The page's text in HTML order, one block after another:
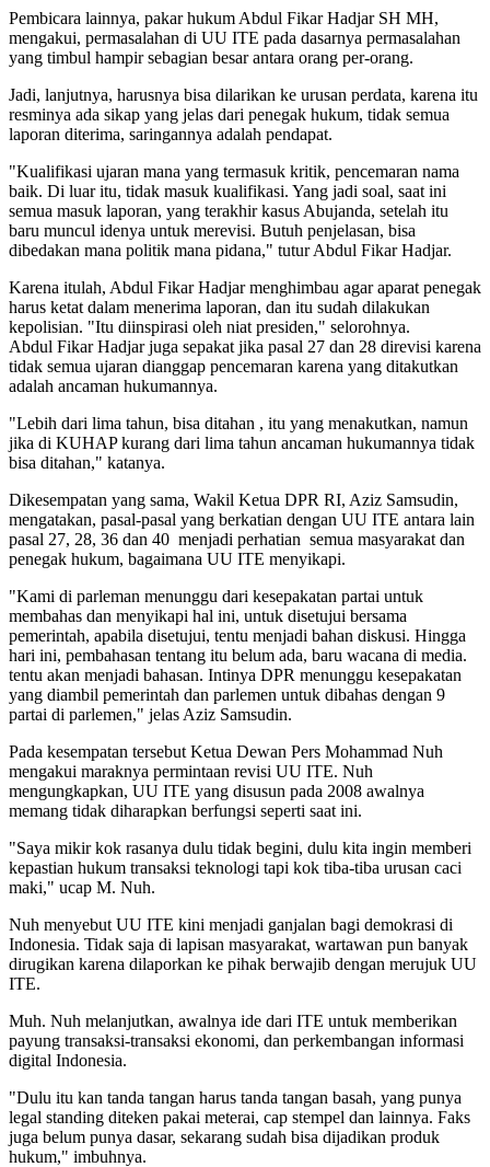
Pembicara lainnya, pakar hukum Abdul Fikar Hadjar SH MH,
mengakui, permasalahan di UU ITE pada dasarnya permasalahan
yang timbul hampir sebagian besar antara orang per-orang.
Jadi, lanjutnya, harusnya bisa dilarikan ke urusan perdata, karena itu
resminya ada sikap yang jelas dari penegak hukum, tidak semua
laporan diterima, saringannya adalah pendapat.
"Kualifikasi ujaran mana yang termasuk kritik, pencemaran nama
baik. Di luar itu, tidak masuk kualifikasi. Yang jadi soal, saat ini
semua masuk laporan, yang terakhir kasus Abujanda, setelah itu
baru muncul idenya untuk merevisi. Butuh penjelasan, bisa
dibedakan mana politik mana pidana," tutur Abdul Fikar Hadjar.
Karena itulah, Abdul Fikar Hadjar menghimbau agar aparat penegak
harus ketat dalam menerima laporan, dan itu sudah dilakukan
kepolisian. "Itu diinspirasi oleh niat presiden," selorohnya.
Abdul Fikar Hadjar juga sepakat jika pasal 27 dan 28 direvisi karena
tidak semua ujaran dianggap pencemaran karena yang ditakutkan
adalah ancaman hukumannya.
"Lebih dari lima tahun, bisa ditahan , itu yang menakutkan, namun
jika di KUHAP kurang dari lima tahun ancaman hukumannya tidak
bisa ditahan," katanya.
Dikesempatan yang sama, Wakil Ketua DPR RI, Aziz Samsudin,
mengatakan, pasal-pasal yang berkatian dengan UU ITE antara lain
pasal 27, 28, 36 dan 40 menjadi perhatian semua masyarakat dan
penegak hukum, bagaimana UU ITE menyikapi.
"Kami di parleman menunggu dari kesepakatan partai untuk
membahas dan menyikapi hal ini, untuk disetujui bersama
pemerintah, apabila disetujui, tentu menjadi bahan diskusi. Hingga
hari ini, pembahasan tentang itu belum ada, baru wacana di media.
tentu akan menjadi bahasan. Intinya DPR menunggu kesepakatan
yang diambil pemerintah dan parlemen untuk dibahas dengan 9
partai di parlemen," jelas Aziz Samsudin.
Pada kesempatan tersebut Ketua Dewan Pers Mohammad Nuh
mengakui maraknya permintaan revisi UU ITE. Nuh
mengungkapkan, UU ITE yang disusun pada 2008 awalnya
memang tidak diharapkan berfungsi seperti saat ini.
"Saya mikir kok rasanya dulu tidak begini, dulu kita ingin memberi
kepastian hukum transaksi teknologi tapi kok tiba-tiba urusan caci
maki," ucap M. Nuh.
Nuh menyebut UU ITE kini menjadi ganjalan bagi demokrasi di
Indonesia. Tidak saja di lapisan masyarakat, wartawan pun banyak
dirugikan karena dilaporkan ke pihak berwajib dengan merujuk UU
ITE.
Muh. Nuh melanjutkan, awalnya ide dari ITE untuk memberikan
payung transaksi-transaksi ekonomi, dan perkembangan informasi
digital Indonesia.
"Dulu itu kan tanda tangan harus tanda tangan basah, yang punya
legal standing diteken pakai meterai, cap stempel dan lainnya. Faks
juga belum punya dasar, sekarang sudah bisa dijadikan produk
hukum," imbuhnya.